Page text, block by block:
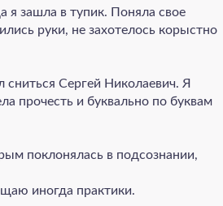
я зашла в тупик. Поняла свое
руки, не захотелось корыстно
сниться Сергей Николаевич. Я
прочесть и буквально по буквам
поклонялась в подсознании,
иногда практики.